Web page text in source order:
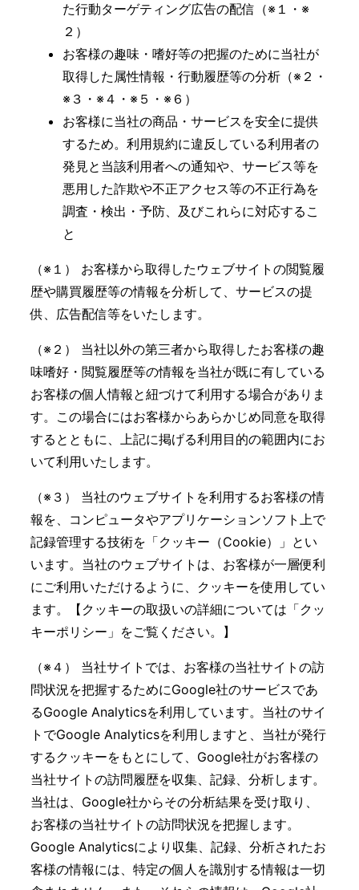
た行動ターゲティング広告の配信（※１・※
２）
お客様の趣味・嗜好等の把握のために当社が
取得した属性情報・行動履歴等の分析（※２・
※３・※４・※５・※６）
お客様に当社の商品・サービスを安全に提供
するため。利用規約に違反している利用者の
発見と当該利用者への通知や、サービス等を
悪用した詐欺や不正アクセス等の不正行為を
調査・検出・予防、及びこれらに対応するこ
と
（※１） お客様から取得したウェブサイトの閲覧履
歴や購買履歴等の情報を分析して、サービスの提
供、広告配信等をいたします。
（※２） 当社以外の第三者から取得したお客様の趣
味嗜好・閲覧履歴等の情報を当社が既に有している
お客様の個人情報と紐づけて利用する場合がありま
す。この場合にはお客様からあらかじめ同意を取得
するとともに、上記に掲げる利用目的の範囲内にお
いて利用いたします。
（※３） 当社のウェブサイトを利用するお客様の情
報を、コンピュータやアプリケーションソフト上で
記録管理する技術を「クッキー（Cookie）」とい
います。当社のウェブサイトは、お客様が一層便利
にご利用いただけるように、クッキーを使用してい
ます。【クッキーの取扱いの詳細については「クッ
キーポリシー」をご覧ください。】
（※４） 当社サイトでは、お客様の当社サイトの訪
問状況を把握するためにGoogle社のサービスであ
るGoogle Analyticsを利用しています。当社のサイ
トでGoogle Analyticsを利用しますと、当社が発行
するクッキーをもとにして、Google社がお客様の
当社サイトの訪問履歴を収集、記録、分析します。
当社は、Google社からその分析結果を受け取り、
お客様の当社サイトの訪問状況を把握します。
Google Analyticsにより収集、記録、分析されたお
客様の情報には、特定の個人を識別する情報は一切